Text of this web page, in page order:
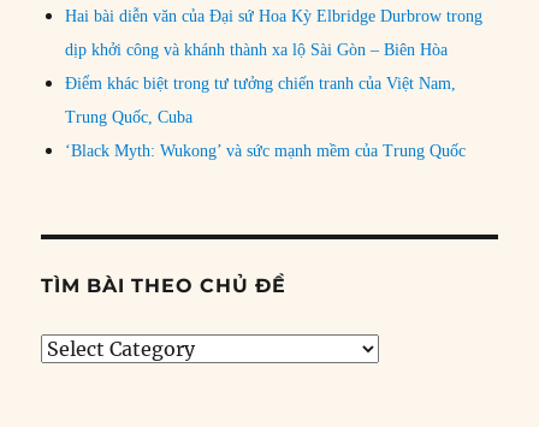
Hai bài diễn văn của Đại sứ Hoa Kỳ Elbridge Durbrow trong
dịp khởi công và khánh thành xa lộ Sài Gòn – Biên Hòa
Điểm khác biệt trong tư tưởng chiến tranh của Việt Nam,
Trung Quốc, Cuba
‘Black Myth: Wukong’ và sức mạnh mềm của Trung Quốc
TÌM BÀI THEO CHỦ ĐỀ
Tìm